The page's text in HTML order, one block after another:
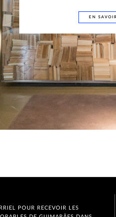
EN
POUR RECEVOIR LES